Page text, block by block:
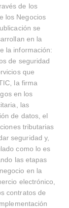
de los
los Negocios
se
en la
la información:
de seguridad
que
la firma
en los
las
de datos, el
tributarias
seguridad y,
como lo es
las etapas
en la
electrónico,
contratos de